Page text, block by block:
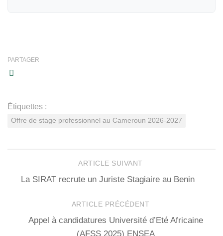
PARTAGER
Étiquettes :
Offre de stage professionnel au Cameroun 2026-2027
ARTICLE SUIVANT
La SIRAT recrute un Juriste Stagiaire au Benin
ARTICLE PRÉCÉDENT
Appel à candidatures Université d’Eté Africaine
(AFSS 2025) ENSEA